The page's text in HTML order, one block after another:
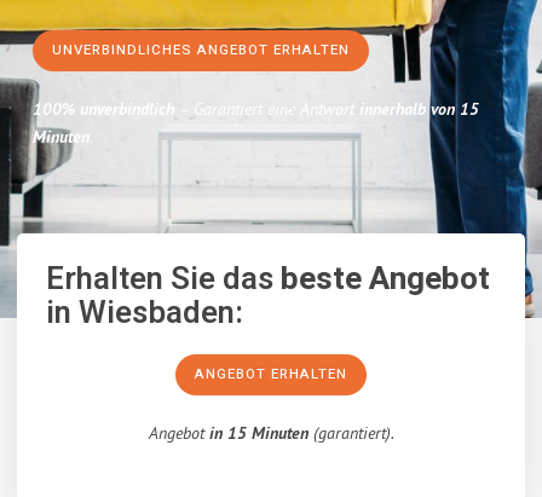
UNVERBINDLICHES ANGEBOT ERHALTEN
100% unverbindlich – Garantiert eine Antwort innerhalb von 15
Minuten.
Erhalten Sie dasbeste Angebot
in Wiesbaden:
ANGEBOT ERHALTEN
Angebotin 15 Minuten(garantiert).